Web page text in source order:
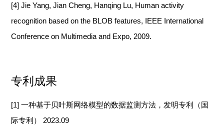
[4]Jie Yang, Jian Cheng, Hanqing Lu, Human activity
recognition based on the BLOB features, IEEE International
Conference on Multimedia and Expo, 2009.
专利成果
[1] 一种基于贝叶斯网络模型的数据监测方法 ， 发明专利
（国
际专利）
2023.09